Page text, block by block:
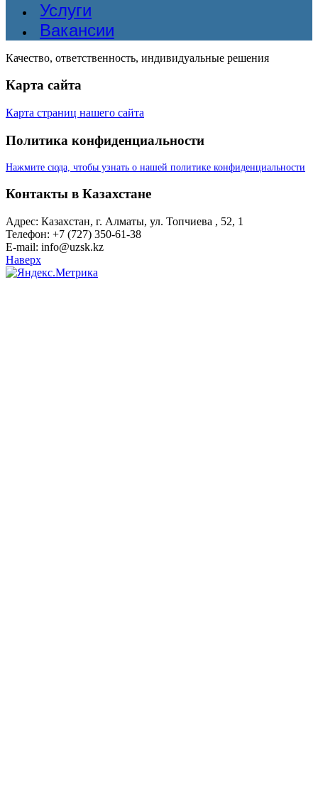
Услуги
Вакансии
Качество, ответственность, индивидуальные решения
Карта сайта
Карта страниц нашего сайта
Политика конфиденциальности
Нажмите сюда, чтобы узнать о нашей политике конфиденциальности
Контакты в Казахстане
Адрес: Казахстан, г. Алматы, ул. Топчиева , 52, 1
Телефон: +7 (727) 350-61-38
E-mail: info@uzsk.kz
Наверх